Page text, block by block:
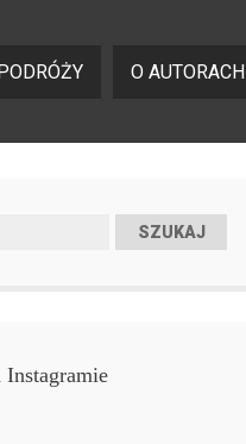
O AUTORACH
Instagramie